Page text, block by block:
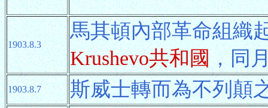
1903.8.3
馬其頓內部革命組織
Krushevo共和國，同
1903.8.7 斯威士轉而為不列顛